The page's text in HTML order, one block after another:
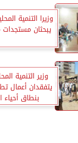
وزيرا التنمية
يبحثان مستجدات
وزير التنمية
يتفقدان أعمال
بنطاق أحياء